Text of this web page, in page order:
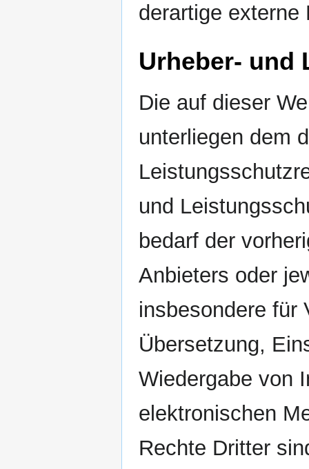
derartige
Urheber- und
Die auf dieser
unterliegen dem
und
bedarf der
Anbieters oder
insbesondere für
Übersetzung,
Wiedergabe von
elektronischen
Rechte Dritter